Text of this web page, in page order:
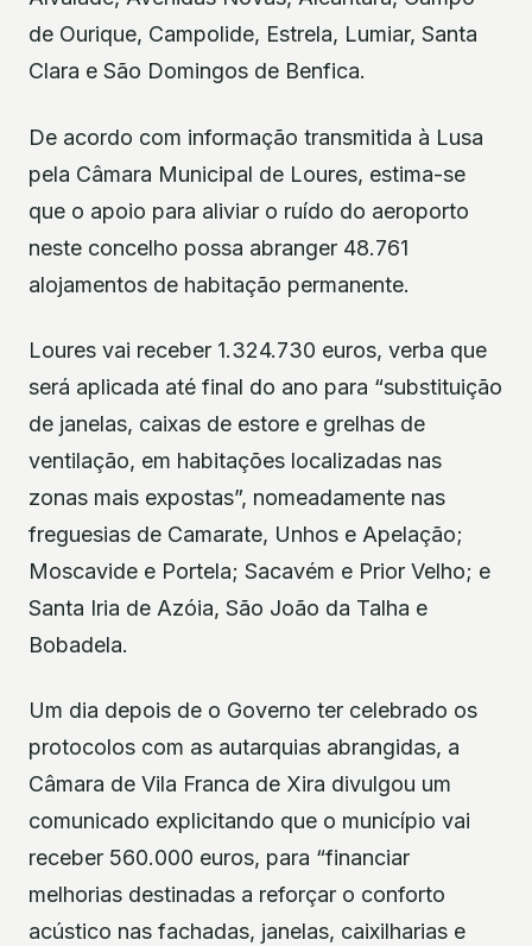
de Ourique, Campolide, Estrela, Lumiar, Santa
Clara e São Domingos de Benfica.
De acordo com informação transmitida à Lusa
pela Câmara Municipal de Loures, estima-se
que o apoio para aliviar o ruído do aeroporto
neste concelho possa abranger 48.761
alojamentos de habitação permanente.
Loures vai receber 1.324.730 euros, verba que
será aplicada até final do ano para “substituição
de janelas, caixas de estore e grelhas de
ventilação, em habitações localizadas nas
zonas mais expostas”, nomeadamente nas
freguesias de Camarate, Unhos e Apelação;
Moscavide e Portela; Sacavém e Prior Velho; e
Santa Iria de Azóia, São João da Talha e
Bobadela.
Um dia depois de o Governo ter celebrado os
protocolos com as autarquias abrangidas, a
Câmara de Vila Franca de Xira divulgou um
comunicado explicitando que o município vai
receber 560.000 euros, para “financiar
melhorias destinadas a reforçar o conforto
acústico nas fachadas, janelas, caixilharias e